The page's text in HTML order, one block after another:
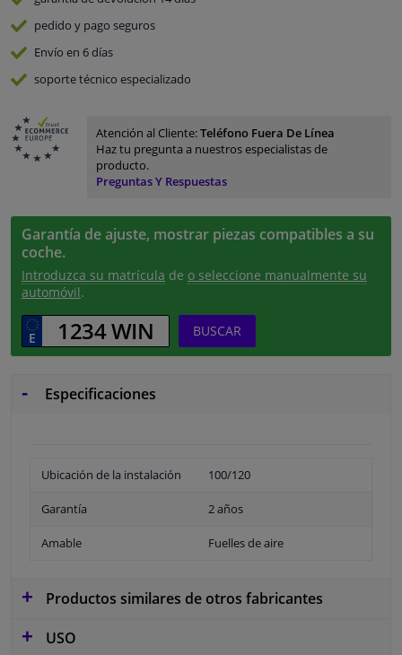
pedido y pago seguros
Envío en 6 días
soporte técnico especializado
Atención al Cliente:Teléfono Fuera De Línea
Haz tu pregunta a nuestros especialistas de
producto.
Preguntas Y Respuestas
Garantía de ajuste, mostrar piezas compatibles a su
coche.
Introduzca su matrícula de o seleccione manualmente su
automóvil.
BUSCAR
Especificaciones
Ubicación de la instalación 100/120
Garantía 2 años
Amable Fuelles de aire
Productos similares de otros fabricantes
USO